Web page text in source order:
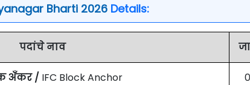
Bharti 2026 Details:
पदांचे नाव
अँकर / IFC Block Anchor